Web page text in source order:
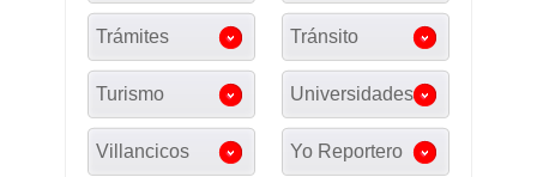
Trámites Tránsito
Turismo Universidades
Villancicos Yo Reportero